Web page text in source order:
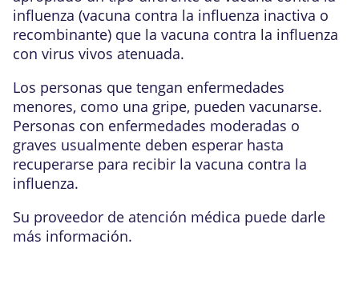
influenza (vacuna contra la influenza inactiva o
recombinante) que la vacuna contra la influenza
con virus vivos atenuada.
Los personas que tengan enfermedades
menores, como una gripe, pueden vacunarse.
Personas con enfermedades moderadas o
graves usualmente deben esperar hasta
recuperarse para recibir la vacuna contra la
influenza.
Su proveedor de atención médica puede darle
más información.